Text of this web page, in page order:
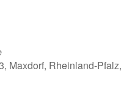
Maxdorf, Rheinland-